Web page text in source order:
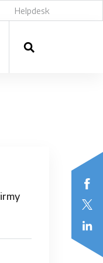
Helpdesk